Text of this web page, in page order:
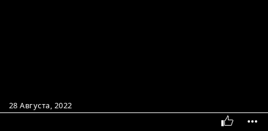
28 Августа, 2022